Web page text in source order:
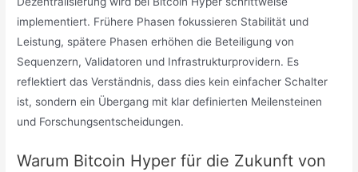
implementiert. Frühere Phasen fokussieren Stabilität und
Leistung, spätere Phasen erhöhen die Beteiligung von
Sequenzern, Validatoren und Infrastrukturprovidern. Es
reflektiert das Verständnis, dass dies kein einfacher Schalter
ist, sondern ein Übergang mit klar definierten Meilensteinen
und Forschungsentscheidungen.
Warum Bitcoin Hyper für die Zukunft von